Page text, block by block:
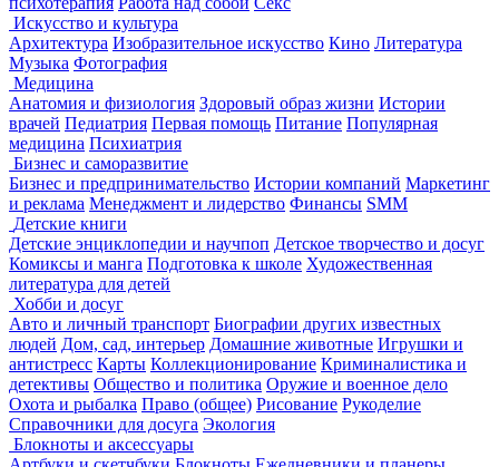
Искусство и культура
Архитектура Изобразительное искусство Кино Литература
Музыка Фотография
Медицина
Анатомия и физиология Здоровый образ жизни Истории
врачей Педиатрия Первая помощь Питание Популярная
медицина Психиатрия
Бизнес и саморазвитие
Бизнес и предпринимательство Истории компаний Маркетинг
и реклама Менеджмент и лидерство Финансы SMM
Детские книги
Детские энциклопедии и научпоп Детское творчество и досуг
Комиксы и манга Подготовка к школе Художественная
литература для детей
Хобби и досуг
Авто и личный транспорт Биографии других известных
людей Дом, сад, интерьер Домашние животные Игрушки и
антистресс Карты Коллекционирование Криминалистика и
детективы Общество и политика Оружие и военное дело
Охота и рыбалка Право (общее) Рисование Рукоделие
Справочники для досуга Экология
Блокноты и аксессуары